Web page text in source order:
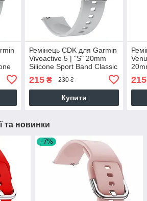
Ремінець CDK для Garmin
Vivoactive 5 | "S" 20mm
Silicone Sport Band Classic
215₴ 230 ₴
Купити
215
та новинки
–7%